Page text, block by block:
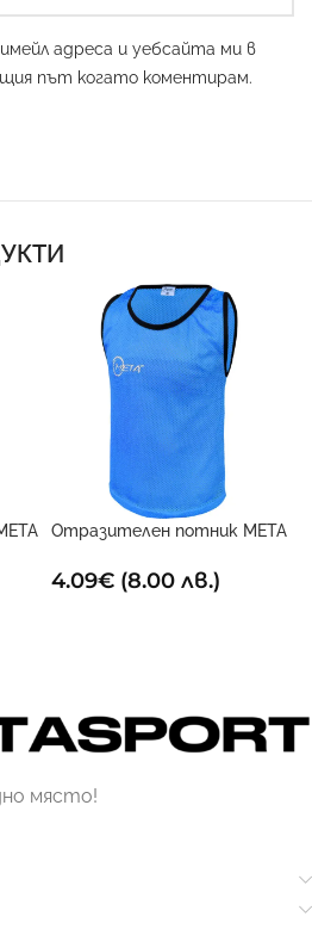
адреса и уебсайта ми в
път когато коментирам.
Отразителен потник META
4.09€(8.00 лв.)
място!